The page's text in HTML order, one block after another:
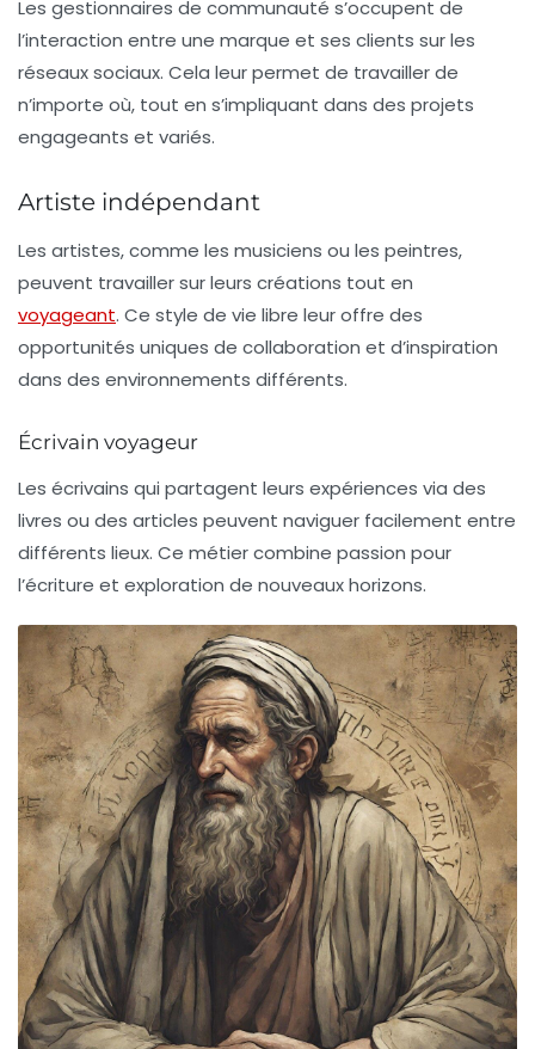
Les gestionnaires de communauté s’occupent de
l’interaction entre une marque et ses clients sur les
réseaux sociaux. Cela leur permet de travailler de
n’importe où, tout en s’impliquant dans des projets
engageants et variés.
Artiste indépendant
Les artistes, comme les musiciens ou les peintres,
peuvent travailler sur leurs créations tout en
voyageant. Ce style de vie libre leur offre des
opportunités uniques de collaboration et d’inspiration
dans des environnements différents.
Écrivain voyageur
Les écrivains qui partagent leurs expériences via des
livres ou des articles peuvent naviguer facilement entre
différents lieux. Ce métier combine passion pour
l’écriture et exploration de nouveaux horizons.